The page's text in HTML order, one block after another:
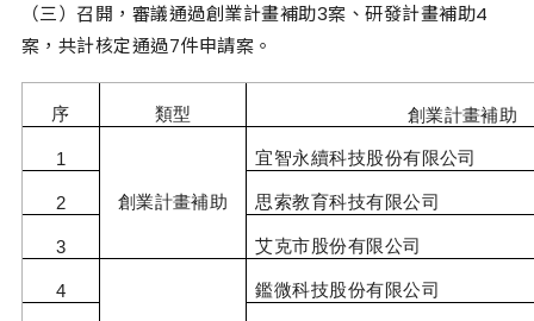
（三）召開，審議通過創業計畫補助3案、研發計畫補助4
案，共計核定通過7件申請案。
序 類型 創業計畫補助
1
創業計畫補助
宜智永續科技股份有限公司
2 思索教育科技有限公司
3 艾克市股份有限公司
4 鑑微科技股份有限公司